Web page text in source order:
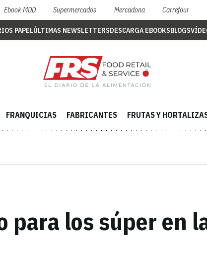
Ebook MDD Supermercados Mercadona Carrefour
PAPELÚLTIMAS NEWSLETTERSDESCARGA EBOOKSBLOGS
FRANQUICIAS FABRICANTES FRUTAS Y
para los súper en